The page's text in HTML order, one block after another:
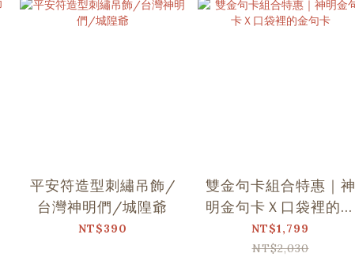
平安符造型刺繡吊飾/
台灣神明們/城隍爺
NT$390
雙金句卡組合特惠｜神
明金句卡Ｘ口袋裡的金
句卡
NT$1,799
NT$2,030